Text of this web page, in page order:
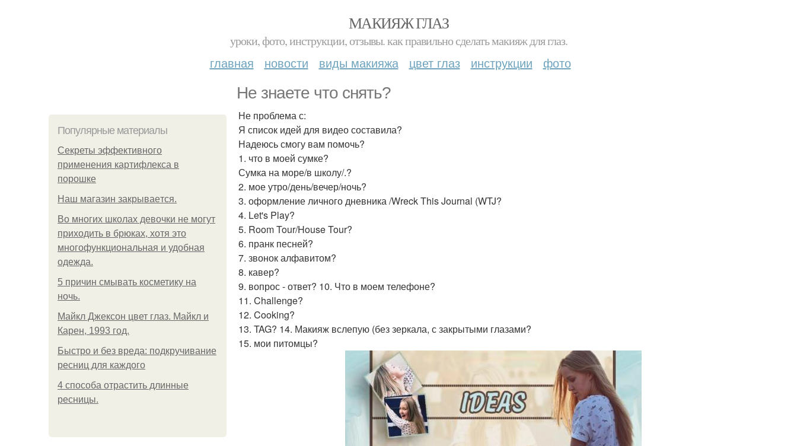
МАКИЯЖ ГЛАЗ
уроки, фото, инструкции, отзывы. как правильно сделать макияж для глаз.
главная новости виды макияжа цвет глаз инструкции фото
Не знаете что снять?
Популярные материалы
Секреты эффективного
применения картифлекса в
порошке
Нaш магaзин зaкрывaeтся.
Во многих школах девочки не могут
приходить в брюках, хотя это
многофункциональная и удобная
одежда.
5 причин смывать косметику на
ночь.
Майкл Джексон цвет глаз. Майкл и
Карен, 1993 год.
Быстро и без вреда: подкручивание
ресниц для каждого
4 способа отрастить длинные
ресницы.
Не проблема с:
Я список идей для видео составила?
Надеюсь смогу вам помочь?
1. что в моей сумке?
Сумка на море/в школу/.?
2. мое утро/день/вечер/ночь?
3. оформление личного дневника /Wreck This Journal (WTJ?
4. Let's Play?
5. Room Tour/House Tour?
6. пранк песней?
7. звонок алфавитом?
8. кавер?
9. вопрос - ответ? 10. Что в моем телефоне?
11. Challenge?
12. Cooking?
13. TAG? 14. Макияж вслепую (без зеркала, с закрытыми глазами?
15. мои питомцы?